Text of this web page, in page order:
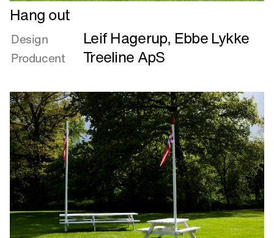
Læs
mere
om
Hang
out
Hang out
Design Leif Hagerup, Ebbe Lykke
Producent Treeline ApS